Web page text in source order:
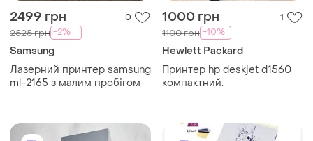
2499 грн 0
2525 грн -2%
Samsung
Лазерний принтер samsung
ml-2165 з малим пробігом
1000 грн 1
1100 грн -10%
Hewlett Packard
Принтер hp deskjet d1560
компактний.